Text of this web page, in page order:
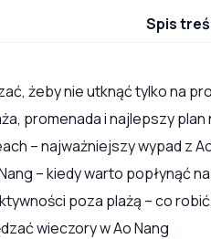
Spis
żeby nie utknąć tylko na
promenada i najlepszy
– najważniejszy wypad z
– kiedy warto popłynąć
poza plażą – co
wieczory w Ao Nang